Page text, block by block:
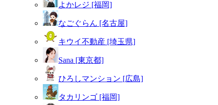
よかレジ [福岡]
なごぐらん [名古屋]
キウイ不動産 [埼玉県]
Sana [東京都]
ひろしマンション [広島]
タカリンゴ [福岡]